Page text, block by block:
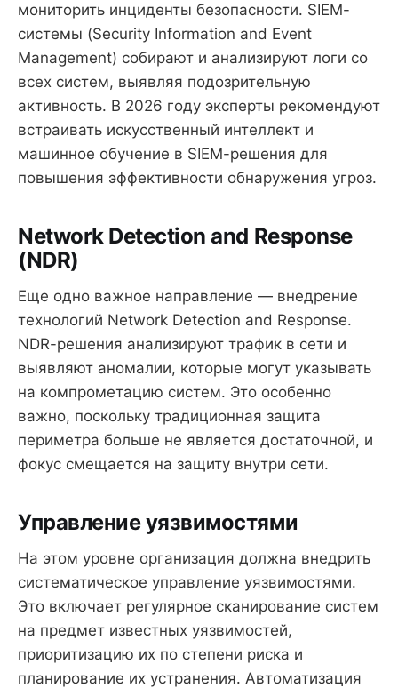
мониторить инциденты безопасности. SIEM-
системы (Security Information and Event
Management) собирают и анализируют логи со
всех систем, выявляя подозрительную
активность. В 2026 году эксперты рекомендуют
встраивать искусственный интеллект и
машинное обучение в SIEM-решения для
повышения эффективности обнаружения угроз.
Network Detection and Response
(NDR)
Еще одно важное направление — внедрение
технологий Network Detection and Response.
NDR-решения анализируют трафик в сети и
выявляют аномалии, которые могут указывать
на компрометацию систем. Это особенно
важно, поскольку традиционная защита
периметра больше не является достаточной, и
фокус смещается на защиту внутри сети.
Управление уязвимостями
На этом уровне организация должна внедрить
систематическое управление уязвимостями.
Это включает регулярное сканирование систем
на предмет известных уязвимостей,
приоритизацию их по степени риска и
планирование их устранения. Автоматизация